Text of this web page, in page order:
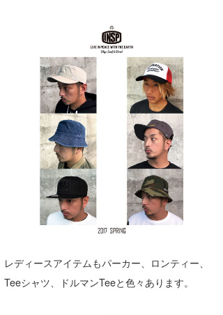
レディースアイテムもパーカー、ロンティー、
Teeシャツ、ドルマンTeeと色々あります。